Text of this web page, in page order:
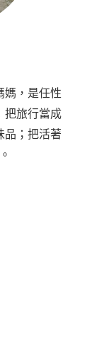
媽，是任性
把旅行當成
品；把活著